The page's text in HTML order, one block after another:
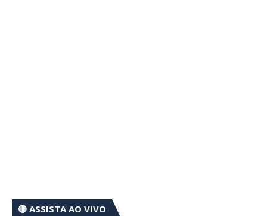
🔴 ASSISTA AO VIVO